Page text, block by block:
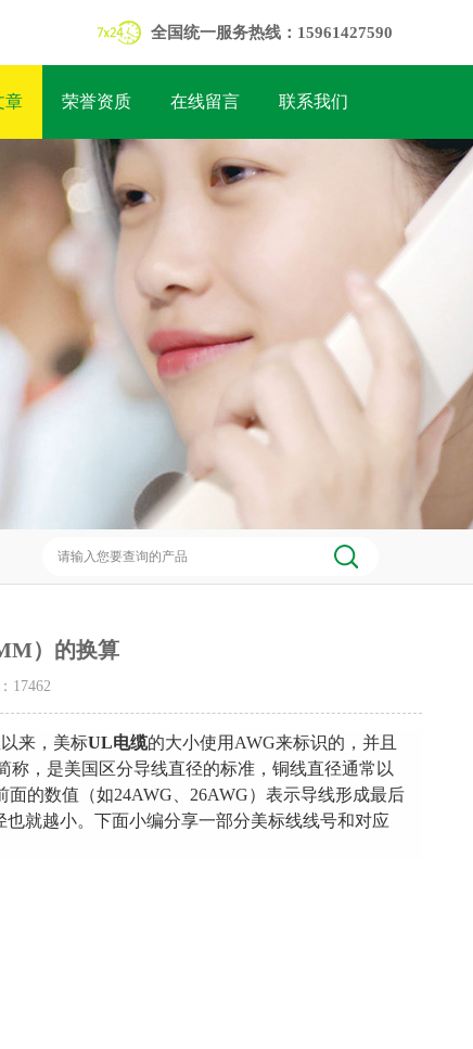
全国统一服务热线：15961427590
章 荣誉资质 在线留言 联系我们
）的换算
17462
来，美标UL电缆的大小使用AWG来标识的，并且
称，是美国区分导线直径的标准，铜线直径通常以
的数值（如24AWG、26AWG）表示导线形成最后
就越小。下面小编分享一部分美标线线号和对应